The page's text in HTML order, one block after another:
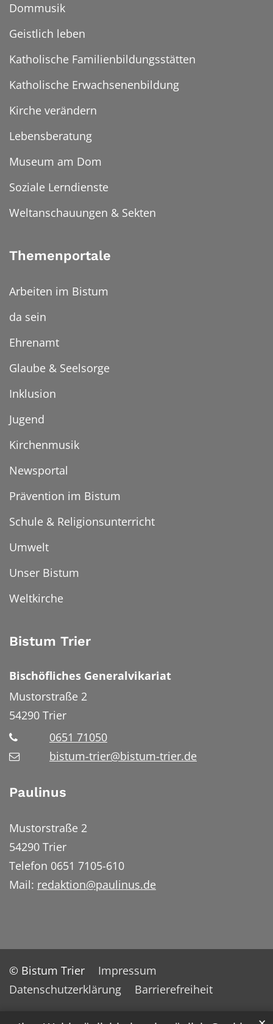
Dommusik
Geistlich leben
Katholische Familienbildungsstätten
Katholische Erwachsenenbildung
Kirche verändern
Lebensberatung
Museum am Dom
Soziale Lerndienste
Weltanschauungen & Sekten
Themenportale
Arbeiten im Bistum
da sein
Ehrenamt
Glaube & Seelsorge
Inklusion
Jugend
Kirchenmusik
Newsportal
Prävention im Bistum
Schule & Religionsunterricht
Umwelt
Unser Bistum
Weltkirche
Bistum Trier
Bischöfliches Generalvikariat
Mustorstraße 2
54290 Trier
0651 71050
bistum-trier@bistum-trier.de
Paulinus
Mustorstraße 2
54290 Trier
Telefon 0651 7105-610
Mail: redaktion@paulinus.de
© Bistum Trier
Impressum
Datenschutzerklärung
Barrierefreiheit